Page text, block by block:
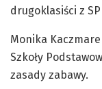
drugoklasiści z SP
Monika
Szkoły
zasady zabawy.